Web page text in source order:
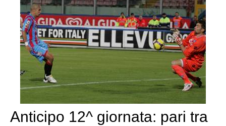
Anticipo 12^ giornata: pari tra